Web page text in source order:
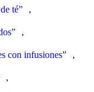
té” ,
,
con infusiones” ,
,